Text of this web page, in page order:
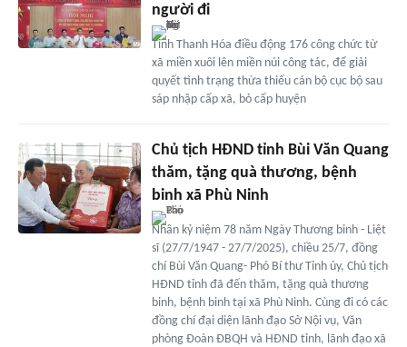
người đi
Tỉnh Thanh Hóa điều động 176 công chức từ
xã miền xuôi lên miền núi công tác, để giải
quyết tình trạng thừa thiếu cán bộ cục bộ sau
sáp nhập cấp xã, bỏ cấp huyện
Chủ tịch HĐND tỉnh Bùi Văn Quang
thăm, tặng quà thương, bệnh
binh xã Phù Ninh
Nhân kỷ niệm 78 năm Ngày Thương binh - Liệt
sĩ (27/7/1947 - 27/7/2025), chiều 25/7, đồng
chí Bùi Văn Quang- Phó Bí thư Tỉnh ủy, Chủ tịch
HĐND tỉnh đã đến thăm, tặng quà thương
binh, bệnh binh tại xã Phù Ninh. Cùng đi có các
đồng chí đại diện lãnh đạo Sở Nội vụ, Văn
phòng Đoàn ĐBQH và HĐND tỉnh, lãnh đạo xã